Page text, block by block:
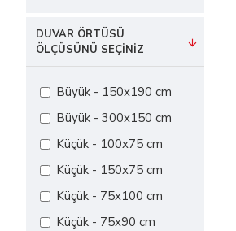
Meditasyon
DUVAR ÖRTÜSÜ
ÖLÇÜSÜNÜ SEÇINIZ
Büyük - 150x190 cm
Büyük - 300x150 cm
Küçük - 100x75 cm
Küçük - 150x75 cm
Küçük - 75x100 cm
Küçük - 75x90 cm